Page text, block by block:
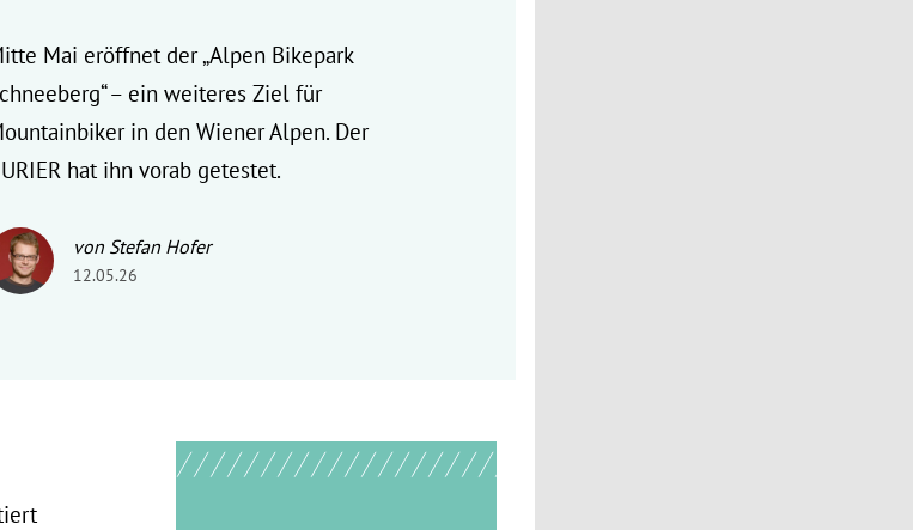
Mai eröffnet der „Alpen Bikepark
– ein weiteres Ziel für
in den Wiener Alpen. Der
hat ihn vorab getestet.
von Stefan Hofer
12.05.26